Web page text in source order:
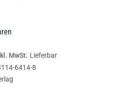
MwSt. Lieferbar
6414-8